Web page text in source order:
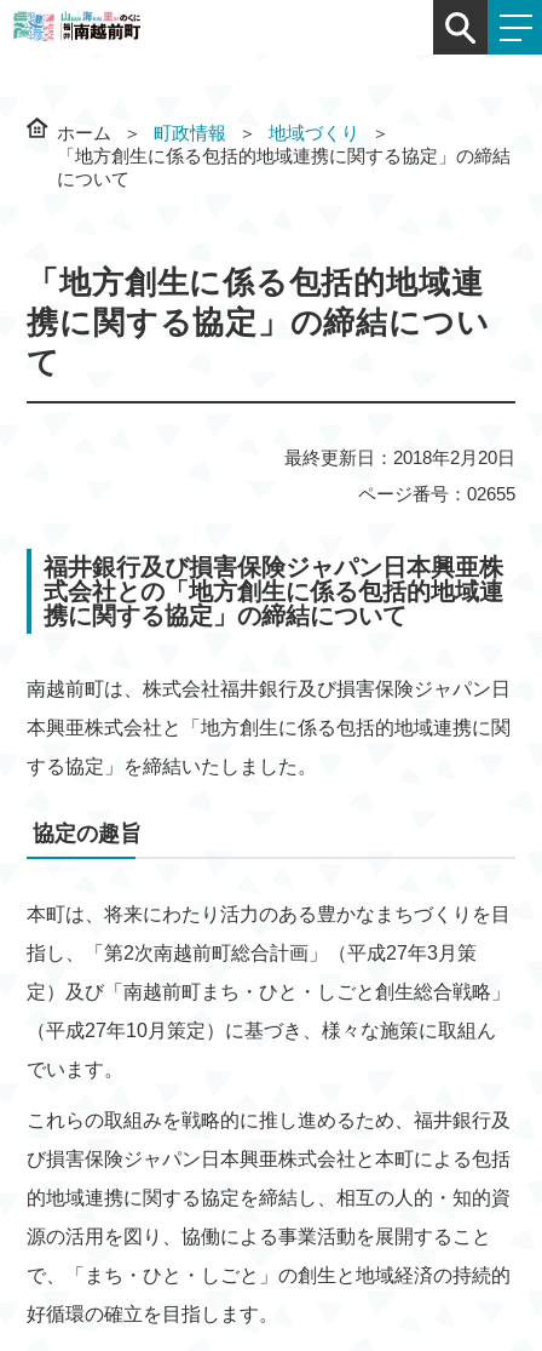
ホーム 町政情報
地域づくり
「地方創生に係る包括的地域連携に関する協定」の締結
について
「地方創生に係る包括的地域連
携に関する協定」の締結につい
て
最終更新日：2018年2月20日
ページ番号：02655
福井銀行及び損害保険ジャパン日本興亜株
式会社との 「地方創生に係る包括的地域連
携に関する協定」の締結について
南越前町は、株式会社福井銀行及び損害保険ジャパン日
本興亜株式会社と「地方創生に係る包括的地域連携に関
する協定」を締結いたしました。
協定の趣旨
本町は、将来にわたり活力のある豊かなまちづくりを目
指し、「第2次南越前町総合計画」（平成27年3月策
定）及び「南越前町まち・ひと・しごと創生総合戦略」
（平成27年10月策定）に基づき、様々な施策に取組ん
でいます。
これらの取組みを戦略的に推し進めるため、福井銀行及
び損害保険ジャパン日本興亜株式会社と本町による包括
的地域連携に関する協定を締結し、相互の人的・知的資
源の活用を図り、協働による事業活動を展開すること
で、「まち・ひと・しごと」の創生と地域経済の持続的
好循環の確立を目指します。